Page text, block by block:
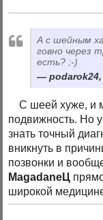
А с шейным
говно через
есть? ;-)
С шеей хуже, и
подвижность. Но
знать точный
вникнуть в
позвонки и
MagаdaneЦ
широкой